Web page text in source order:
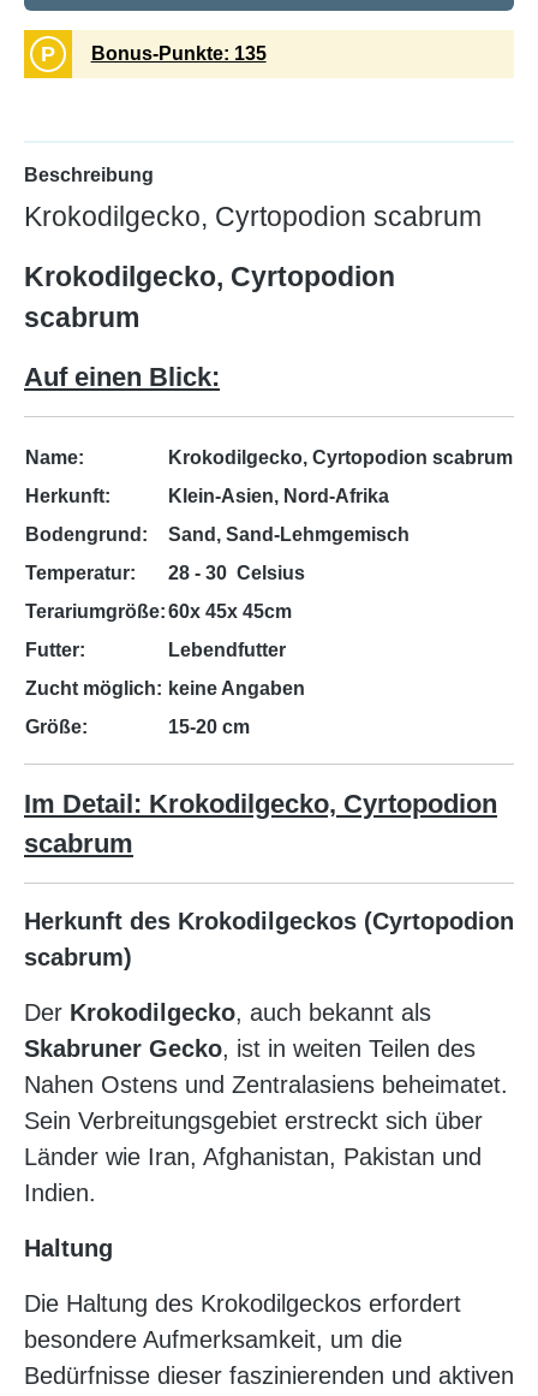
P Bonus-Punkte: 135
Beschreibung
Krokodilgecko, Cyrtopodion scabrum
Krokodilgecko, Cyrtopodion
scabrum
Auf einen Blick:
Name:
Krokodilgecko, Cyrtopodion scabrum
Herkunft:
Klein-Asien, Nord-Afrika
Bodengrund:
Sand, Sand-Lehmgemisch
Temperatur:
28 - 30 Celsius
Terariumgröße:60x 45x 45cm
Futter:
Lebendfutter
Zucht möglich: keine Angaben
Größe:
15-20 cm
Im Detail: Krokodilgecko, Cyrtopodion
scabrum
Herkunft des Krokodilgeckos (Cyrtopodion
scabrum)
Der Krokodilgecko, auch bekannt als
Skabruner Gecko, ist in weiten Teilen des
Nahen Ostens und Zentralasiens beheimatet.
Sein Verbreitungsgebiet erstreckt sich über
Länder wie Iran, Afghanistan, Pakistan und
Indien.
Haltung
Die Haltung des Krokodilgeckos erfordert
besondere Aufmerksamkeit, um die
Bedürfnisse dieser faszinierenden und aktiven